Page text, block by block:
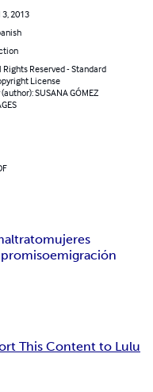
3, 2013
Rights Reserved - Standard
License
(author): SUSANA GÓMEZ
mujeres
emigración
This Content to Lulu